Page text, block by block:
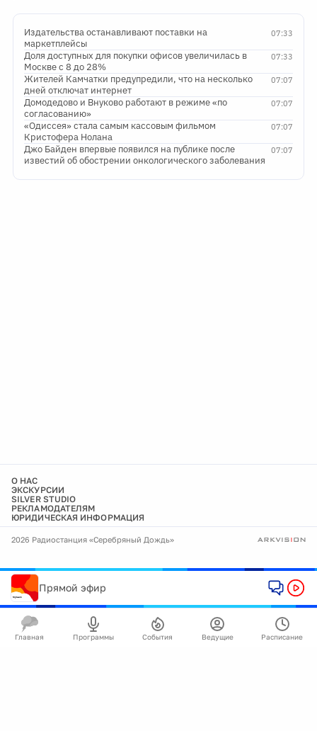
07:33
Издательства останавливают поставки на
маркетплейсы
07:33
Доля доступных для покупки офисов увеличилась в
Москве с 8 до 28%
07:07
Жителей Камчатки предупредили, что на несколько
дней отключат интернет
07:07
Домодедово и Внуково работают в режиме «по
согласованию»
07:07
«Одиссея» стала самым кассовым фильмом
Кристофера Нолана
07:07
Джо Байден впервые появился на публике после
известий об обострении онкологического заболевания
О НАС
ЭКСКУРСИИ
SILVER STUDIO
РЕКЛАМОДАТЕЛЯМ
ЮРИДИЧЕСКАЯ ИНФОРМАЦИЯ
2026 Радиостанция «Серебряный Дождь»
Прямой эфир
Главная Программы События Ведущие Расписание